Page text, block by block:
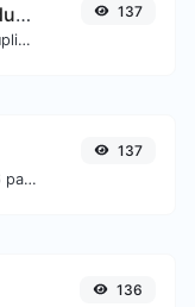
Removedor de linhas duplicadas
Remova facilmente linhas duplicadas de um texto.
137
Gere um hash SHA-512/256 para qualquer entrada de texto.
137
136